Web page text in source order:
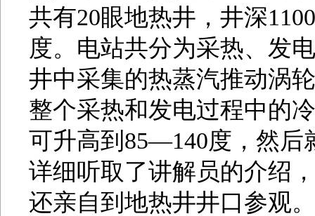
共有20眼地热井，井深
度。电站共分为采热、发
井中采集的热蒸汽推动涡
整个采热和发电过程中的
可升高到85—140度，然后
详细听取了讲解员的介绍
还亲自到地热井井口参观